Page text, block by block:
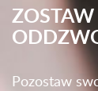
Pozostaw